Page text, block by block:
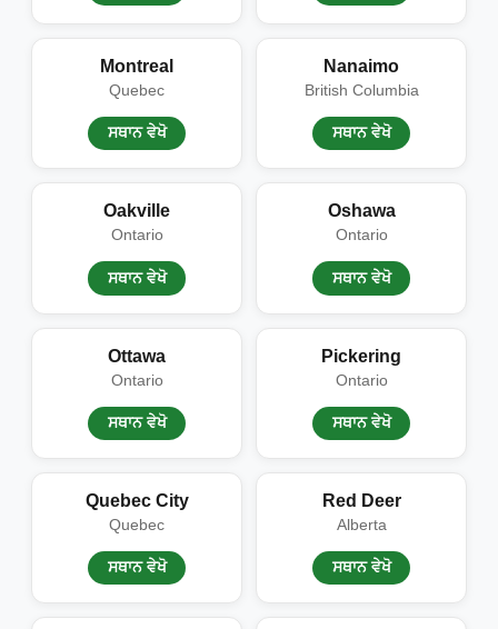
Montreal
Quebec
ਸਥਾਨ ਵੇਖੋ
Nanaimo
British Columbia
ਸਥਾਨ ਵੇਖੋ
Oakville
Ontario
ਸਥਾਨ ਵੇਖੋ
Oshawa
Ontario
ਸਥਾਨ ਵੇਖੋ
Ottawa
Ontario
ਸਥਾਨ ਵੇਖੋ
Pickering
Ontario
ਸਥਾਨ ਵੇਖੋ
Quebec City
Quebec
ਸਥਾਨ ਵੇਖੋ
Red Deer
Alberta
ਸਥਾਨ ਵੇਖੋ